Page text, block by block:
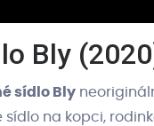
Bly
sídlo Bly
sídlo na kopci,